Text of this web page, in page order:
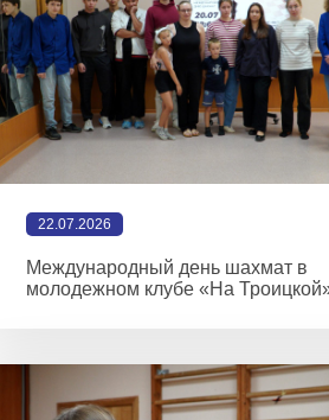
22.07.2026
Международный день шахмат в
молодежном клубе «На